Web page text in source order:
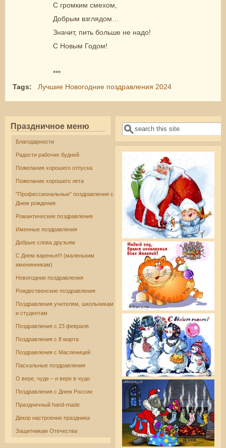
С громким смехом,
Добрым взглядом…
Значит, пить больше не надо!
С Новым Годом!
***
Tags:
Лучшие Новогодние поздравления 2024
Праздничное меню
Благодарности
Радости рабочих будней
Пожелания хорошего отпуска
Пожелание хорошего лета
"Профессиональные" поздравления с
Днем рождения
Романтические поздравления
Именные поздравления
Добрые слова друзьям
С Днем варенья!!! (маленьким
именинникам)
Новогодние поздравления
Рождественские поздравления
Поздравления учителям, школьникам
и студентам
Поздравления с 23 февраля
Поздравления с 8 марта
Поздравления с Масленицей
Пасхальные поздравления
О вере, чуде – и вере в чудо
Поздравления с Днем России
Праздничный hand-made
Декор настроение праздника
Защитникам Отечества
Форма поиска
Поиск